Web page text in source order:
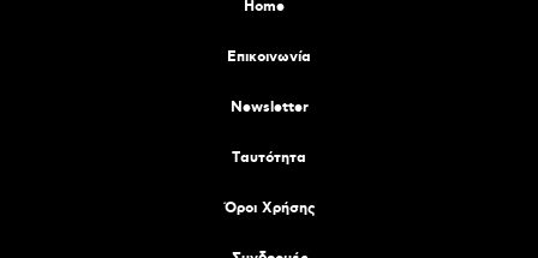
Home
Επικοινωνία
Newsletter
Tαυτότητα
Όροι Χρήσης